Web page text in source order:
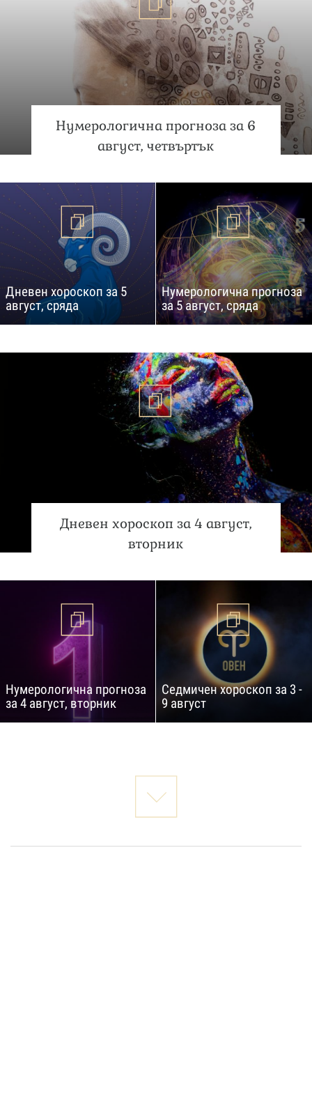
Нумерологична прогноза за 6
август, четвъртък
Дневен хороскоп за 5
август, сряда
Нумерологична прогноза
за 5 август, сряда
Дневен хороскоп за 4 август,
вторник
Нумерологична прогноза
за 4 август, вторник
Седмичен хороскоп за 3 -
9 август